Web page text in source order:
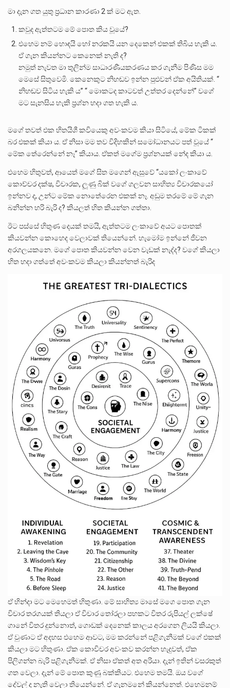
මා දැන ගත යුතු ප්‍රධාන කාරණා 2 ක් මට ඇත.
කවුද ඇත්තටම මේ පොත කිය වූයේ?
එහෙම නම් හොඳයි හෝ නරකයි යන දෙකෙන් එකක් තිබිය හැකි ය.
ඒ ගැන කියන්නට කෙනෙක් නැති ද?
නමුත් නැවත මා තුලින්ම සාධාරණීයකරණය කර ගැනීම පිණිස මම
මෙසේ සිතුවෙමි. කෙනෙකුට නිහඬව ඉන්න පුළුවන් ඒක අයිතියක්. “
නිහඬව සිටිය හැකි ය” “ මොකටද කාටවත් උත්තර දෙන්නේ” වගේ
මට සැනසිය හැකි ප්‍රශ්න හදා ගත හැකි ය.
මගේ තවත් එක හිතයිශී කවියෙකු අවංකවම කියා සිටියේ, මේක ටිකක්
බර එකක් කියා ය. ඒ නිසා මම තව විදිහකින් සමෝධානයට පත් වූයේ “
මේක තේරෙන්නේ නෑ” කියාය. ඒකත් මගේම ප්‍රශ්නයක් නේද කියා ය.
එහෙම හිතුවත්, ආයෙත් මගේ සිත මගෙන් ඇසුවේ “යකෝ ලංකාවේ
කොච්චර දක්ෂ, විචාරක, ලූණු බික් වගේ ගලවන සාහිත්‍ය විචාරකයෝ
ඉන්නව ද, උන්ට මේක නොතේරෙන එකක් නෑ. අඩුම තරමේ මේ ගැන
බනින්න හරි බැරි ද? කියලත් හිත කියන්න ගත්තා.
ඊට පස්සේ හිතුණ දෙයක් තමයි, ඇත්තටම ලංකාවේ අයට පොතක්
කියවන්න කොහෙද වෙලාවක් තියෙන්නේ. හැමෝම ඉන්නේ ජීවන
අරගලයකනෙ. මගේ පොත කියවන්න වෙන වැඩක් නැද්ද? වගේ කියලා
හිත හදා ගත්තේ අවංකවම කියලා කියන්නත් බැරිද
ඒ හින්දා මට මෙහෙමත් හිතුණා. මේ සාහිත්‍ය මාසේ මගෙ පොත ගැන
විචාර තරගයක් තියලා ඒ විචාර තෝරලා පහකට විතර රුපියල් ලක්ෂේ
ගානේ විතර දුන්නොත්, ගොඩක් දෙනෙක් කාලය අරගෙන ලියයි කියලා.
ඒ වුණාට ඒ අදහස එහෙම ආවට, මම කරන්නේ පළිගැනීමක් වගේ එකක්
කියලා මට හිතුණා. ඒක කොචිචර අවංකව කරන්න හැදුවත්, ඒක
පිලිගන්න බැරි පළිගැනීමක්. ඒ නිසා ඒකත් අත අරියා. දැන් ඉතින් වසරකුත්
ගත වෙලා. දැන් මේ පොත කුණු බක්කියට. එහෙම තමයි. ඔය වගේ
දේවල් ද නැති වෙලා තියෙන්නේ. ඒ ගැනමනේ කියන්නෙත්. එහෙමනම්